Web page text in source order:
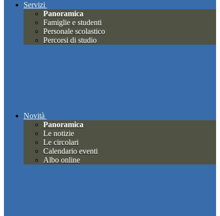
Servizi
Panoramica
Famiglie e studenti
Personale scolastico
Percorsi di studio
Novità
Panoramica
Le notizie
Le circolari
Calendario eventi
Albo online